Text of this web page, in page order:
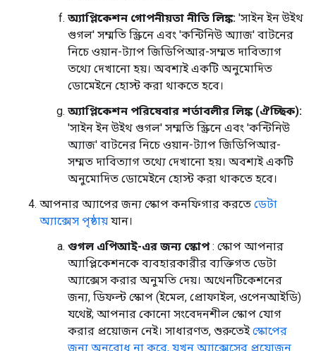
অ্যাপ্লিকেশন গোপনীয়তা নীতি লিঙ্ক: 'সাইন ইন উইথ
গুগল' সম্মতি স্ক্রিনে এবং 'কন্টিনিউ অ্যাজ' বাটনের
নিচে ওয়ান-ট্যাপ জিডিপিআর-সম্মত দাবিত্যাগ
তথ্যে দেখানো হয়। অবশ্যই একটি অনুমোদিত
ডোমেইনে হোস্ট করা থাকতে হবে।
অ্যাপ্লিকেশন পরিষেবার শর্তাবলীর লিঙ্ক (ঐচ্ছিক):
'সাইন ইন উইথ গুগল' সম্মতি স্ক্রিনে এবং 'কন্টিনিউ
অ্যাজ' বাটনের নিচে ওয়ান-ট্যাপ জিডিপিআর-
সম্মত দাবিত্যাগ তথ্যে দেখানো হয়। অবশ্যই একটি
অনুমোদিত ডোমেইনে হোস্ট করা থাকতে হবে।
আপনার অ্যাপের জন্য স্কোপ কনফিগার করতে ডেটা
অ্যাক্সেস পৃষ্ঠায় যান।
গুগল এপিআই-এর জন্য স্কোপ: স্কোপ আপনার
অ্যাপ্লিকেশনকে ব্যবহারকারীর ব্যক্তিগত ডেটা
অ্যাক্সেস করার অনুমতি দেয়। অথেনটিকেশনের
জন্য, ডিফল্ট স্কোপ (ইমেল, প্রোফাইল, ওপেনআইডি)
যথেষ্ট; আপনার কোনো সংবেদনশীল স্কোপ যোগ
করার প্রয়োজন নেই। সাধারণত, শুরুতেইস্কোপের
জন্য অনুরোধ না করে, যখন অ্যাক্সেসের প্রয়োজন